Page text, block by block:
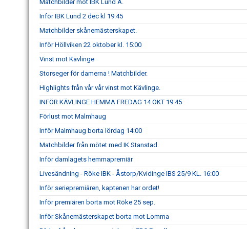
Matchbilder mot IBK Lund A.
Inför IBK Lund 2 dec kl 19:45
Matchbilder skånemästerskapet.
Inför Höllviken 22 oktober kl. 15:00
Vinst mot Kävlinge
Storseger för damerna ! Matchbilder.
Highlights från vår vår vinst mot Kävlinge.
INFÖR KÄVLINGE HEMMA FREDAG 14 OKT 19:45
Förlust mot Malmhaug
Inför Malmhaug borta lördag 14:00
Matchbilder från mötet med IK Stanstad.
Inför damlagets hemmapremiär
Livesändning - Röke IBK - Åstorp/Kvidinge IBS 25/9 KL. 16:00
Inför seriepremiären, kaptenen har ordet!
Inför premiären borta mot Röke 25 sep.
Inför Skånemästerskapet borta mot Lomma